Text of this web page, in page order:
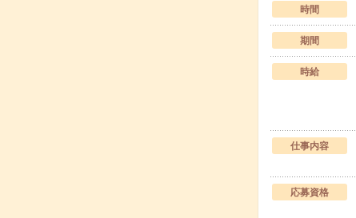
時間
期間
時給
仕事内容
応募資格